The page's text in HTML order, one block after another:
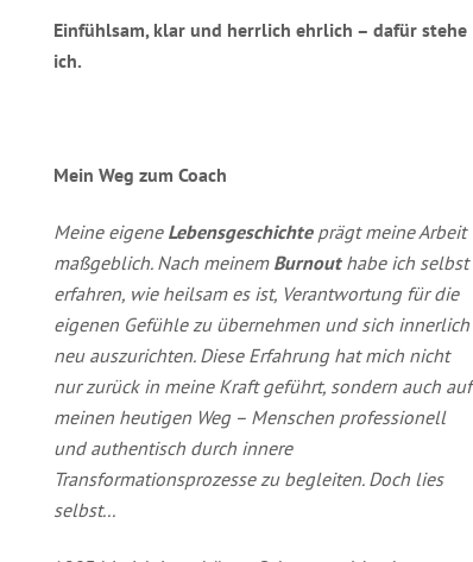
Einfühlsam, klar und herrlich ehrlich – dafür stehe
ich.
Mein Weg zum Coach
Meine eigene Lebensgeschichte prägt meine Arbeit
maßgeblich. Nach meinem Burnout habe ich selbst
erfahren, wie heilsam es ist, Verantwortung für die
eigenen Gefühle zu übernehmen und sich innerlich
neu auszurichten. Diese Erfahrung hat mich nicht
nur zurück in meine Kraft geführt, sondern auch auf
meinen heutigen Weg – Menschen professionell
und authentisch durch innere
Transformationsprozesse zu begleiten. Doch lies
selbst...